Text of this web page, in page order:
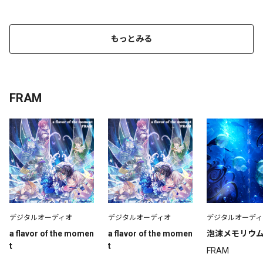
もっとみる
FRAM
デジタルオーディオ
a flavor of the momen
t
デジタルオーディオ
a flavor of the momen
t
デジタルオーデ
泡沫メモリウ
FRAM